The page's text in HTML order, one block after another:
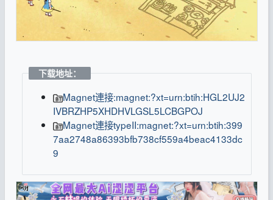
下载地址：
Magnet連接:magnet:?xt=urn:btih:HGL2UJ2
IVBRZHP5XHDHVLGSL5LCBGPOJ
Magnet連接typeII:magnet:?xt=urn:btih:399
7aa2748a86393bfb738cf559a4beac4133dc
9